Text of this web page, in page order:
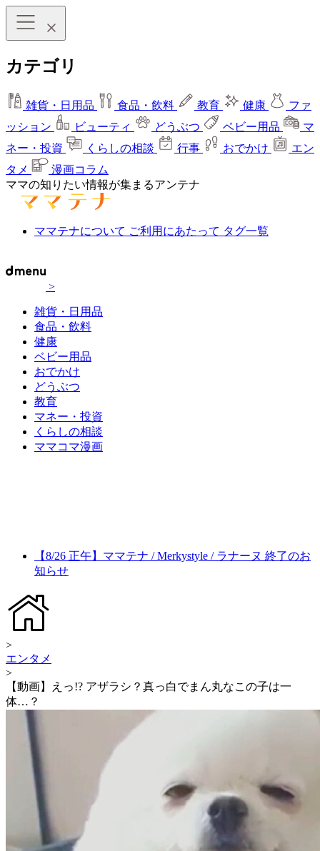
カテゴリ
雑貨・日用品 食品・飲料 教育 健康
ファ
ッション
ビューティ どうぶつ ベビー用品
マ
ネー・投資
くらしの相談 行事 おでかけ
エン
タメ
漫画コラム
ママの知りたい情報が集まるアンテナ
ママテナについて ご利用にあたって タグ一覧
>
雑貨・日用品
食品・飲料
健康
ベビー用品
おでかけ
どうぶつ
教育
マネー・投資
くらしの相談
ママコマ漫画
【8/26 正午】ママテナ / Merkystyle / ラナーヌ 終了のお
知らせ
>
エンタメ
>
【動画】えっ!? アザラシ？真っ白でまん丸なこの子は一
体…？